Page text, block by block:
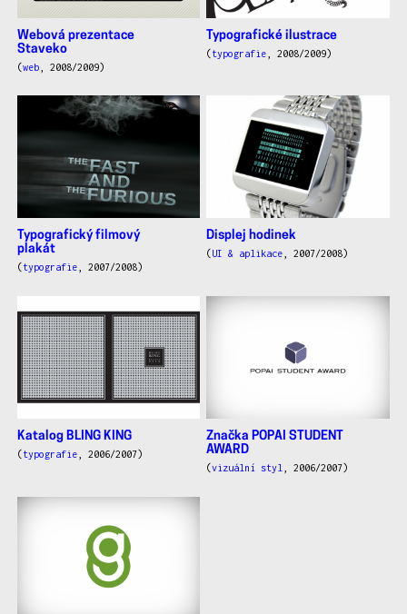
Webová prezentace
Staveko
(web, 2008/2009)
Typografické ilustrace
(typografie , 2008/2009)
Typografický filmový
plakát
( typografie, 2007/2008)
Displej hodinek
( UI & aplikace, 2007/2008)
Katalog BLING KING
(typografie, 2006/2007)
Značka POPAI STUDENT
AWARD
(vizuální styl , 2006/2007)